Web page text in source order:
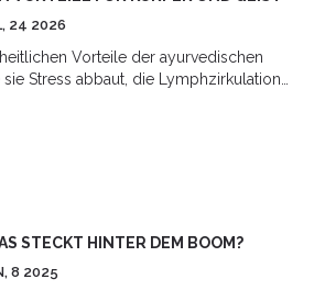
24 2026
Vorteile der ayurvedischen
sie Stress abbaut, die Lymphzirkulation
STECKT HINTER DEM BOOM?
8 2025